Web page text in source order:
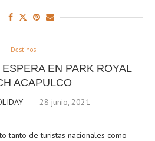
Destinos
EN PARK ROYAL
ACAPULCO
28 junio, 2021
tanto de turistas nacionales como